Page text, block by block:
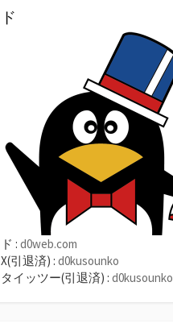
ド
ド : d0web.com
X(引退済) : d0kusounko
タイッツー(引退済) : d0kusounko